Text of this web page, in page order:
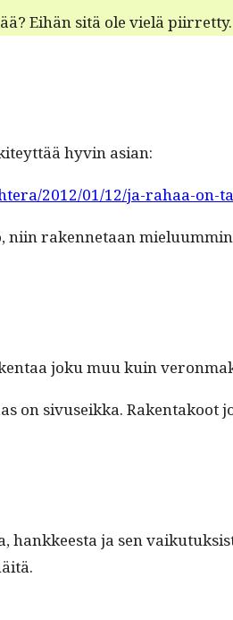
Eihän sitä ole vielä piirretty.
hyvin asian:
2012/01/12/ja-rahaa-on-
niin raken­netaan
joku muu kuin
on sivu­seik­ka. Rak­en­takoot
han­kkeesta ja sen